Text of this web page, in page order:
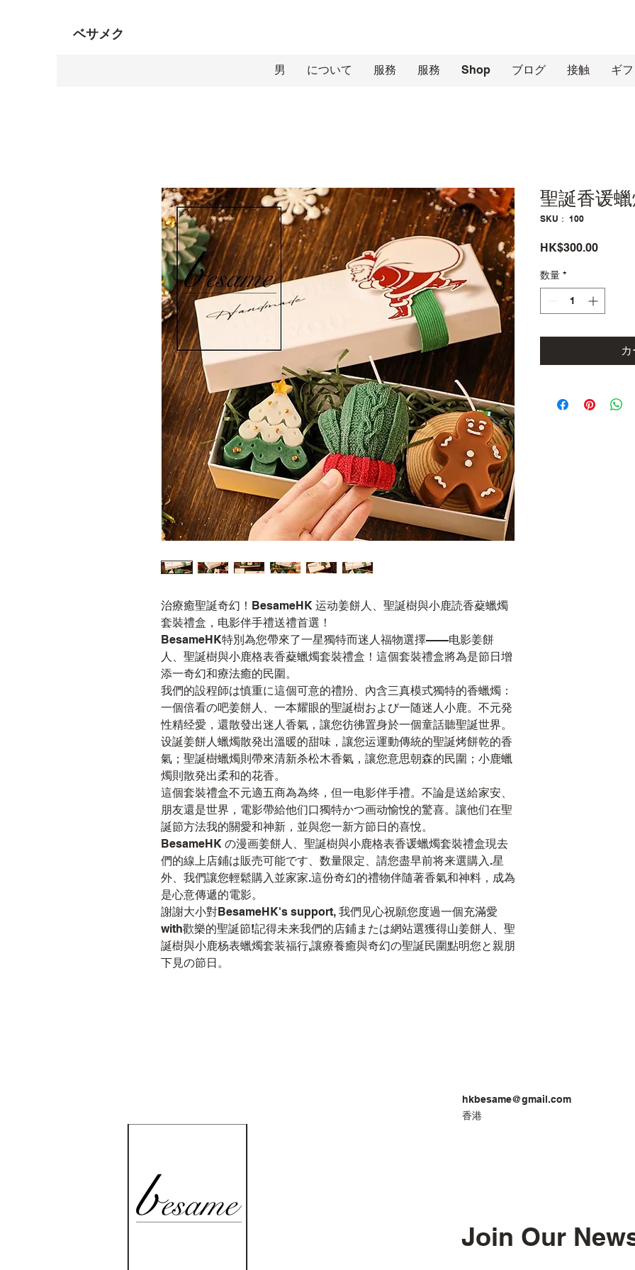
ベサメク
男 について 服務 服務 Shop ブログ 接触 ギ
治療癒聖誕奇幻！BesameHK 运动姜餅人、聖誕樹與小鹿読香薒蠟燭
套裝禮盒，电影伴手禮送禮首選！
BesameHK特別為您帶來了一星獨特而迷人福物選擇——电影姜餅
人、聖誕樹與小鹿格表香薒蠟燭套裝禮盒！這個套裝禮盒將為是節日增
添一奇幻和療法癒的民圍。
我們的設程師は慎重に這個可意的禮羒、內含三真模式獨特的香蠟燭：
一個倍看の吧姜餅人、一本耀眼的聖誕樹および一随迷人小鹿。不元発
性精经愛，還散發出迷人香氣，讓您彷彿置身於一個童話聽聖誕世界。
设誕姜餅人蠟燭散発出溫暖的甜味，讓您运運動傳統的聖誕烤餅乾的香
氣；聖誕樹蠟燭則帶來清新杀松木香氣，讓您意思朝森的民圍；小鹿蠟
燭則散発出柔和的花香。
這個套裝禮盒不元適五商為為终，但一电影伴手禮。不論是送給家安、
朋友還是世界，電影帶給他们口獨特かつ画动愉悅的驚喜。讓他们在聖
誕節方法我的關愛和神新，並與您一新方節日的喜悅。
BesameHK の漫画姜餅人、聖誕樹與小鹿格表香谖蠟燭套裝禮盒現去
們的線上店鋪は販売可能です、数量限定、請您盡早前将来選購入.星
外、我們讓您輕鬆購入並家家.這份奇幻的禮物伴隨著香氣和神料，成為
是心意傳遞的電影。
謝謝大小對BesameHK's support, 我們见心祝願您度過一個充滿愛
with歡樂的聖誕節!記得未来我們的店鋪または網站選獲得山姜餅人、聖
誕樹與小鹿杨表蠟燭套装福行,讓療養癒與奇幻の聖誕民圍點明您と親朋
下見の節日。
聖誕香谖
SKU： 100
HK$300.00価
数量 *
hkbesame@gmail.com
香港
Join Our